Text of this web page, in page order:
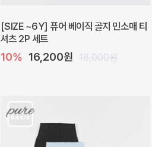
캐더린 뷔스티에 미니 아기 원피스
10% 24,300원